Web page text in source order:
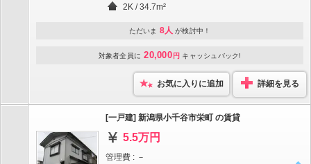
2K / 34.7m²
ただいま 8人 が検討中！
対象者全員に 20,000 円 キャッシュバック!
お気に入りに追加 詳細を見る
[一戸建] 新潟県小千谷市栄町 の賃貸
5.5万円
管理費 : －